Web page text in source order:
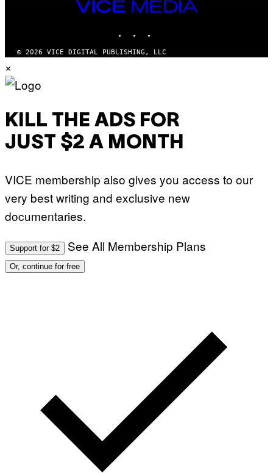
VICE
© 2026 VICE DIGITAL PUBLISHING, LLC
×
KILL THE ADS FOR
JUST $2 A MONTH
VICE membership also gives you access to our
very best writing and exclusive new
documentaries.
Support for $2 See All Membership Plans
Or, continue for free